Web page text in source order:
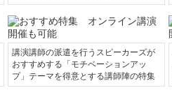
講演講師の派遣を行うスピーカーズが
おすすめする「モチベーションアッ
プ」テーマを得意とする講師陣の特集